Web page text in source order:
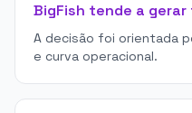
BigFish tende a
A decisão foi orientada
e curva operacional.